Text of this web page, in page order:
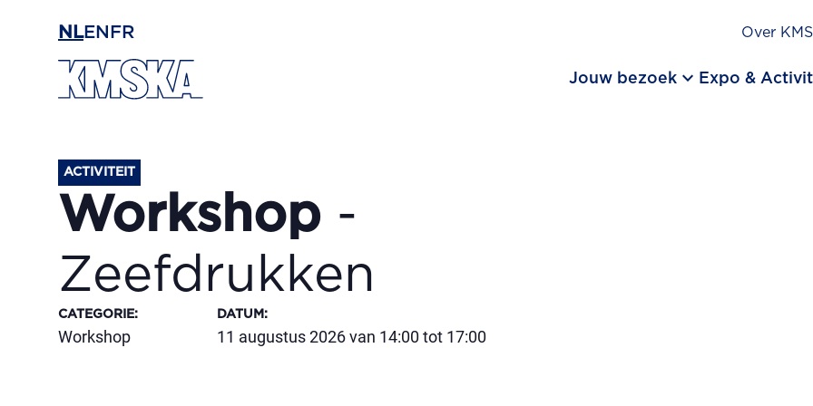
NLEN FR Over
Jouw bezoek keyboard_arrow_down Expo &
ACTIVITEIT
Workshop -
Zeefdrukken
CATEGORIE:
Workshop
DATUM :
11 augustus 2026 van 14:00 tot 17:00